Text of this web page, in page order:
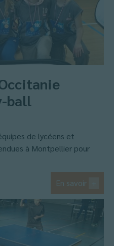
ball
de lycéens et
à Montpellier pour
En savoir